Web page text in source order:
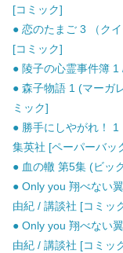
[コミック]
● 恋のたまご 3 （ク
[コミック]
● 陵子の心霊事件簿
● 森子物語 1 (マーガ
ミック]
● 勝手にしやがれ！
集英社 [ペーパーバッ
● 血の轍 第5集 (ビッ
● Only you 翔べない
由紀 / 講談社 [コミッ
● Only you 翔べない
由紀 / 講談社 [コミッ